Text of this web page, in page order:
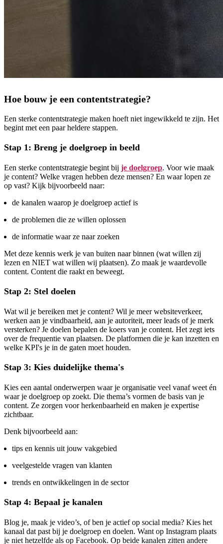
Hoe bouw je een contentstrategie?
Een sterke contentstrategie maken hoeft niet ingewikkeld te zijn. Het
begint met een paar heldere stappen.
Stap 1: Breng je doelgroep in beeld
Een sterke contentstrategie begint bij je doelgroep. Voor wie maak
je content? Welke vragen hebben deze mensen? En waar lopen ze
op vast? Kijk bijvoorbeeld naar:
de kanalen waarop je doelgroep actief is
de problemen die ze willen oplossen
de informatie waar ze naar zoeken
Met deze kennis werk je van buiten naar binnen (wat willen zij
lezen en NIET wat willen wij plaatsen). Zo maak je waardevolle
content. Content die raakt en beweegt.
Stap 2: Stel doelen
Wat wil je bereiken met je content? Wil je meer websiteverkeer,
werken aan je vindbaarheid, aan je autoriteit, meer leads of je merk
versterken? Je doelen bepalen de koers van je content. Het zegt iets
over de frequentie van plaatsen. De platformen die je kan inzetten en
welke KPI's je in de gaten moet houden.
Stap 3: Kies duidelijke thema's
Kies een aantal onderwerpen waar je organisatie veel vanaf weet én
waar je doelgroep op zoekt. Die thema’s vormen de basis van je
content. Ze zorgen voor herkenbaarheid en maken je expertise
zichtbaar.
Denk bijvoorbeeld aan:
tips en kennis uit jouw vakgebied
veelgestelde vragen van klanten
trends en ontwikkelingen in de sector
Stap 4: Bepaal je kanalen
Blog je, maak je video’s, of ben je actief op social media? Kies het
kanaal dat past bij je doelgroep en doelen. Want op Instagram plaats
je niet hetzelfde als op Facebook. Op beide kanalen zitten andere